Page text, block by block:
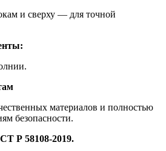
и сверху — для точной
материалов и полностью
безопасности.
Р 58108-2019.